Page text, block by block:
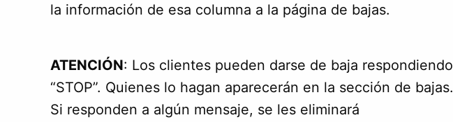
la información de esa columna a la página de bajas.
ATENCIÓN: Los clientes pueden darse de baja respondiendo
“STOP”. Quienes lo hagan aparecerán en la sección de bajas.
Si responden a algún mensaje, se les eliminará